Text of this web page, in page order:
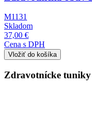
M1131
Skladom
37,00 €
Cena s DPH
Zdravotnícke